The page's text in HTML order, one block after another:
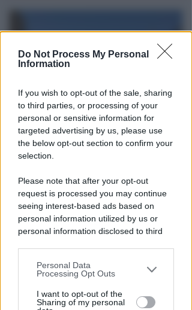
Do Not Process My Personal
Information
If you wish to opt-out of the sale, sharing
to third parties, or processing of your
personal or sensitive information for
targeted advertising by us, please use
the below opt-out section to confirm your
selection.
Please note that after your opt-out
request is processed you may continue
seeing interest-based ads based on
personal information utilized by us or
personal information disclosed to third
You may separately opt-out of the further
disclosure of your personal information
by third parties on the IAB’s list of
downstream participants.
Personal Data
Processing Opt Outs
I want to opt-out of the
Sharing of my personal
PIAZZA TRE MARTIRI
Aspettando papa Leone, una
ligaza in piazza Tre Martiri